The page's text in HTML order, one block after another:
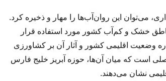
می‌توان این روان‌آب‌ها را مهار و ذخیره کرد.
خشک و کم‌آب کشور مورد استفاده قرار
وضعیت اقلیمی کشور و آثار آن بر کشاورزی
است که میان آن‌ها، حوزه آبریز خلیج فارس
نشان می‌دهند.